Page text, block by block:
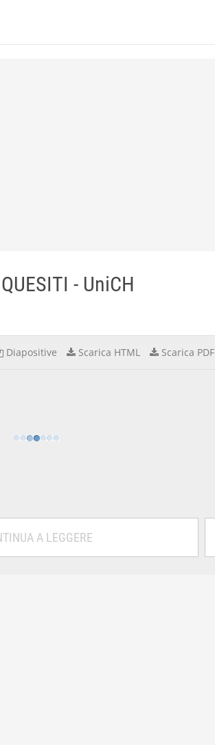
- UniCH
Diapositive Scarica HTML Scarica PDF
A LEGGERE